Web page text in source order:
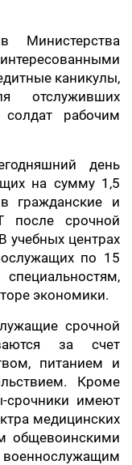
Министерства
каникулы,
отслуживших
рабочим
день
на сумму 1,5
гражданские и
после срочной
учебных центрах
по 15
экономики.
срочной
за счет
питанием и
Кроме
срочники имеют
медицинских
общевоинскими
военнослужащим